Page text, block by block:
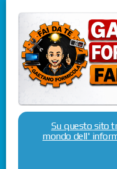
Su questo sito
mondo dell'